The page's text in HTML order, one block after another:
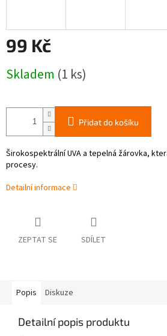
99 Kč
cena:
Skladem (1 ks)
Přidat do košíku
Širokospektrální UVA a tepelná žárovka,
procesy.
Detailní informace
ZEPTAT SE SDÍLET
Popis Diskuze
Detailní popis produktu